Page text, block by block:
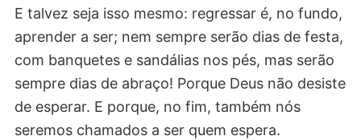
E talvez seja isso mesmo: regressar é, no fundo,
aprender a ser; nem sempre serão dias de festa,
com banquetes e sandálias nos pés, mas serão
sempre dias de abraço! Porque Deus não desiste
de esperar. E porque, no fim, também nós
seremos chamados a ser quem espera.